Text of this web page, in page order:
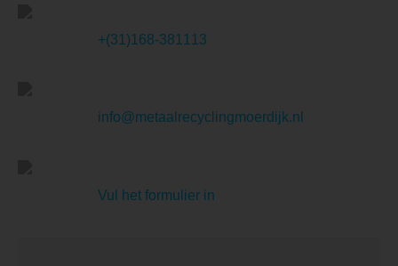
+(31)168-381113
info@metaalrecyclingmoerdijk.nl
Vul het formulier in